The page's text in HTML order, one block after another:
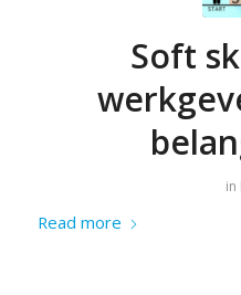
Soft
in
Read more